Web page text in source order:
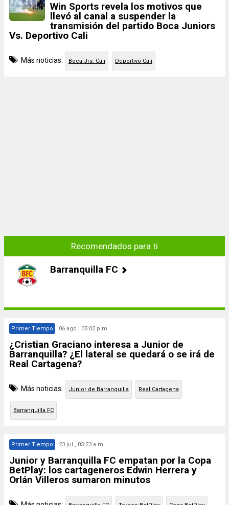
Win Sports revela los motivos que
llevó al canal a suspender la
transmisión del partido Boca Juniors
Vs. Deportivo Cali
Más noticias: Boca Jrs. Cali Deportivo Cali
Recomendados para ti
Barranquilla FC
Primer Tiempo 06 ago., 05:02 p.m.
¿Cristian Graciano interesa a Junior de
Barranquilla? ¿El lateral se quedará o se irá de
Real Cartagena?
Más noticias: Junior de Barranquilla Real Cartagena
Barranquilla FC
Primer Tiempo 23 jul., 05:23 a.m.
Junior y Barranquilla FC empatan por la Copa
BetPlay: los cartageneros Edwin Herrera y
Orlán Villeros sumaron minutos